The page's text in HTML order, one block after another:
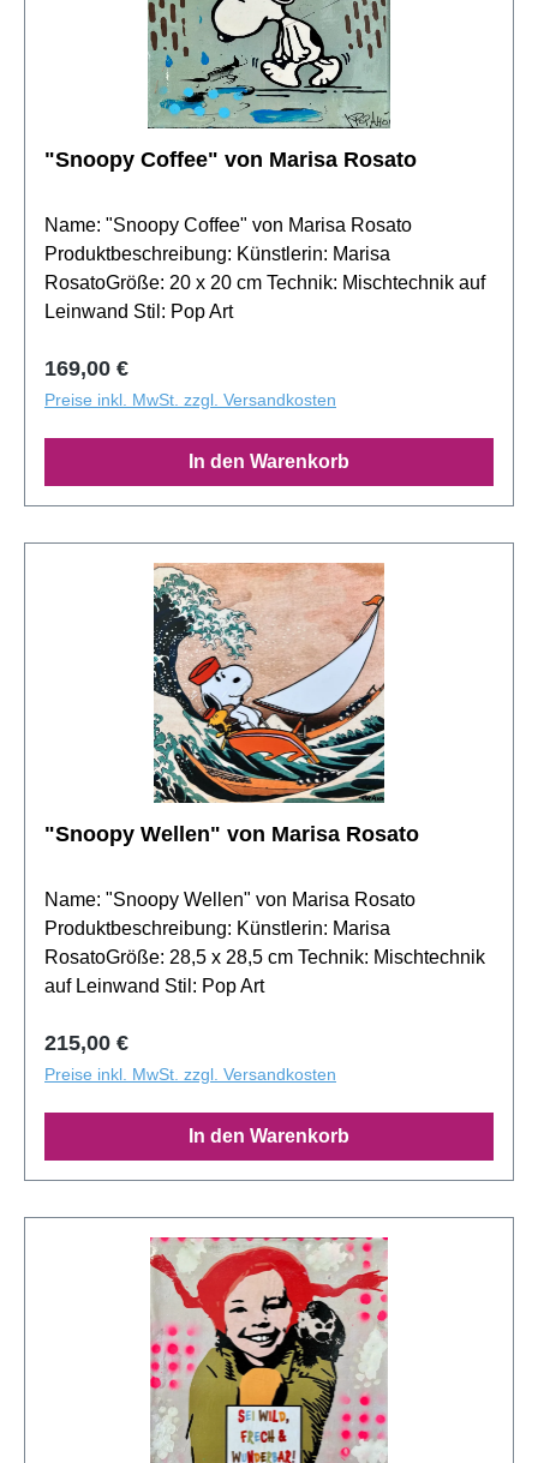
"Snoopy Coffee" von Marisa Rosato
Name: "Snoopy Coffee" von Marisa Rosato
Produktbeschreibung: Künstlerin: Marisa
RosatoGröße: 20 x 20 cm Technik: Mischtechnik auf
Leinwand Stil: Pop Art
Regulärer Preis:
169,00 €
Preise inkl. MwSt. zzgl. Versandkosten
In den Warenkorb
"Snoopy Wellen" von Marisa Rosato
Name: "Snoopy Wellen" von Marisa Rosato
Produktbeschreibung: Künstlerin: Marisa
RosatoGröße: 28,5 x 28,5 cm Technik: Mischtechnik
auf Leinwand Stil: Pop Art
Regulärer Preis:
215,00 €
Preise inkl. MwSt. zzgl. Versandkosten
In den Warenkorb